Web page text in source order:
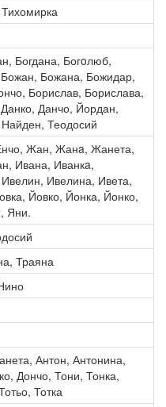
Богдана, Богoлюб,
Божана, Божидар,
Борислав, Борислава,
Данчо, Йордан,
Теодосий
Жан, Жанa, Жанета,
Ивана, Иванкa,
Ивелина, Ивета,
Йовко, Йонка, Йонко,
Яни.
Траяна
Антон, Антонина,
Дончо, Тони, Тонка,
Тотка